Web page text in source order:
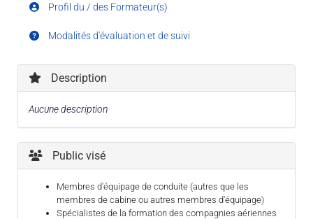
Profil du / des Formateur(s)
Modalités d'évaluation et de suivi
Description
Aucune description
Public visé
Membres d'équipage de conduite (autres que les
membres de cabine ou autres membres d'équipage)
Spécialistes de la formation des compagnies aériennes